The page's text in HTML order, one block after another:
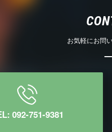
お気軽にお問
092-751-9381